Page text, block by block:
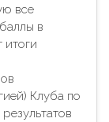
все
в
итоги
Клуба по